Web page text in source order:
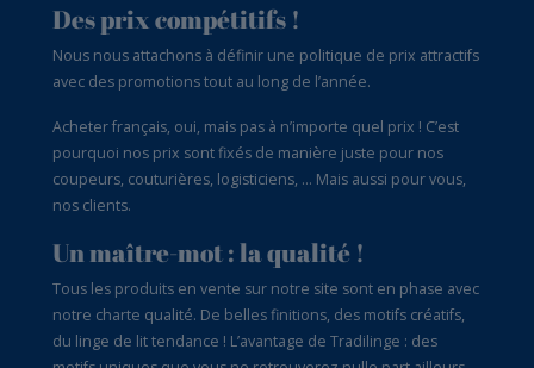
Des prix compétitifs !
Nous nous attachons à définir une politique de prix attractifs
avec des promotions tout au long de l’année.
Acheter français, oui, mais pas à n’importe quel prix ! C’est
pourquoi nos prix sont fixés de manière juste pour nos
coupeurs, couturières, logisticiens, … Mais aussi pour vous,
nos clients.
Un maître-mot : la qualité !
Tous les produits en vente sur notre site sont en phase avec
notre charte qualité. De belles finitions, des motifs créatifs,
du linge de lit tendance ! L’avantage de Tradilinge : des